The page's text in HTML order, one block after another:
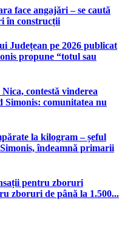
face angajări – se caută
în construcții
Județean pe 2026 publicat
propune “totul sau
contestă vinderea
Simonis: comunitatea nu
la kilogram – șeful
îndeamnă primarii
pentru zboruri
zboruri de până la 1.500...